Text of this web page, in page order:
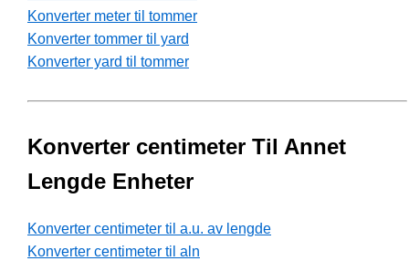
Konverter meter til tommer
Konverter tommer til yard
Konverter yard til tommer
Konverter centimeter Til Annet
Lengde Enheter
Konverter centimeter til a.u. av lengde
Konverter centimeter til aln